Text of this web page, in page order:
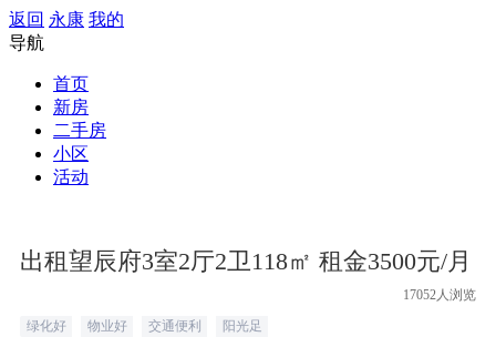
返回 永康 我的
导航
首页
新房
二手房
小区
活动
出租望辰府3室2厅2卫118㎡ 租金3500元/月
17052人浏览
绿化好
物业好 交通便利 阳光足